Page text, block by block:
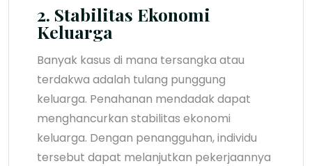
2. Stabilitas Ekonomi
Keluarga
Banyak kasus di mana tersangka atau
terdakwa adalah tulang punggung
keluarga. Penahanan mendadak dapat
menghancurkan stabilitas ekonomi
keluarga. Dengan penangguhan, individu
tersebut dapat melanjutkan pekerjaannya